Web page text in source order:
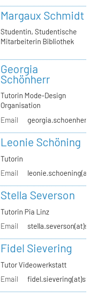
Margaux Schmidt
Studentin, Studentische
Mitarbeiterin Bibliothek
Georgia
Schönherr
Tutorin Mode-Design
Organisation
Email
Leonie Schöning
Tutorin
Email
Stella Severson
Tutorin Pia Linz
Email
Fidel Sievering
Tutor Videowerkstatt
Email